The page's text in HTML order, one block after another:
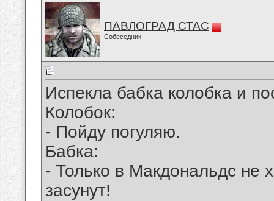
ПАВЛОГРАД СТАС
Собеседник
Испекла бабка колобка и
Колобок:
- Пойду погуляю.
Бабка:
- Только в Макдональдс не
засунут!